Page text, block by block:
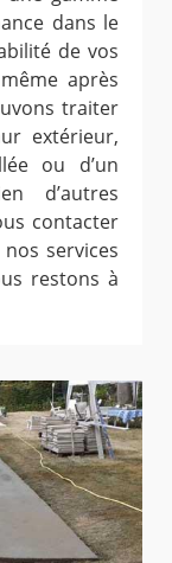
dans le
de vos
après
traiter
extérieur,
ou d’un
d’autres
contacter
services
restons à